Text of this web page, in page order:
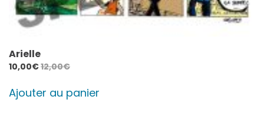
Arielle
10,00€12,00€
Ajouter au panier